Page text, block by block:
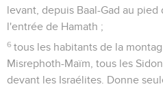
levant, depuis Baal-Gad au
l'entrée de Hamath ;
6 tous les habitants de la
Misrephoth-Maïm, tous les
devant les Israélites. Donne